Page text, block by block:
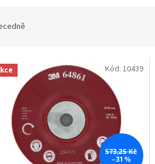
573,25 Kč
–31 %
Kód: 10439